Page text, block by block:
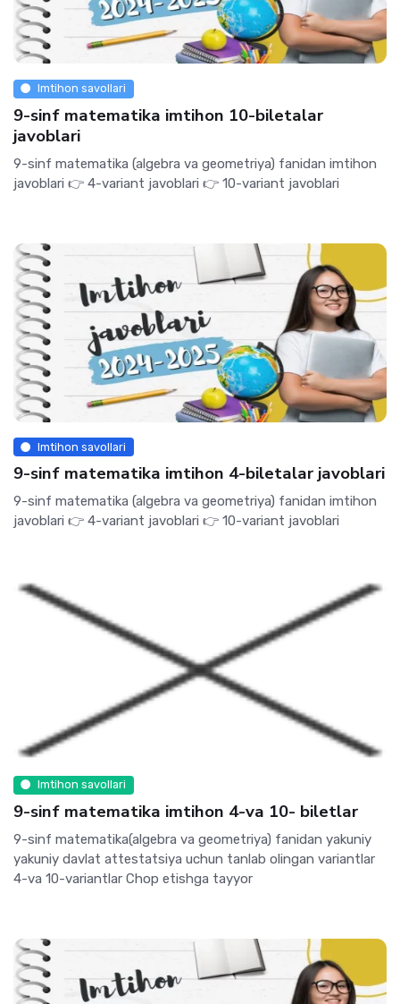
Imtihon savollari
9-sinf matematika imtihon 10-biletalar
javoblari
9-sinf matematika (algebra va geometriya) fanidan imtihon
javoblari 👉 4-variant javoblari 👉 10-variant javoblari
Imtihon savollari
9-sinf matematika imtihon 4-biletalar javoblari
9-sinf matematika (algebra va geometriya) fanidan imtihon
javoblari 👉 4-variant javoblari 👉 10-variant javoblari
Imtihon savollari
9-sinf matematika imtihon 4-va 10- biletlar
9-sinf matematika(algebra va geometriya) fanidan yakuniy
yakuniy davlat attestatsiya uchun tanlab olingan variantlar
4-va 10-variantlar Chop etishga tayyor